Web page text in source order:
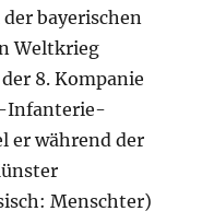
bayerischen
Weltkrieg
8. Kompanie
Infanterie-
er während der
Menschter)